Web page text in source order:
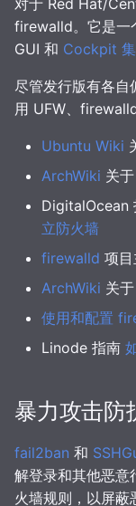
对于 Red Hat/
firewalld。它是一
GUI 和 Cockpit
尽管发行版有各
用 UFW、
Ubuntu Wiki
ArchWiki 关
DigitalOcean
立防火墙
firewalld 项
ArchWiki 关
使用和配置
Linode 指南
暴力攻击防
fail2ban 和
解登录和其他恶意
火墙规则，以屏